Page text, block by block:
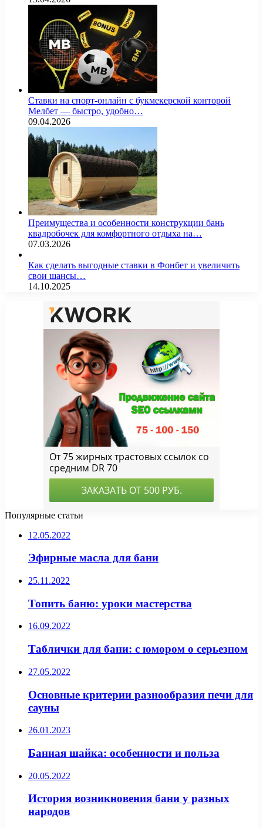
Ставки на спорт-онлайн с букмекерской конторой
Мелбет — быстро, удобно…
09.04.2026
Преимущества и особенности конструкции бань
квадробочек для комфортного отдыха на…
07.03.2026
Как сделать выгодные ставки в Фонбет и увеличить
свои шансы…
14.10.2025
Популярные статьи
12.05.2022
Эфирные масла для бани
25.11.2022
Топить баню: уроки мастерства
16.09.2022
Таблички для бани: с юмором о серьезном
27.05.2022
Основные критерии разнообразия печи для
сауны
26.01.2023
Банная шайка: особенности и польза
20.05.2022
История возникновения бани у разных
народов